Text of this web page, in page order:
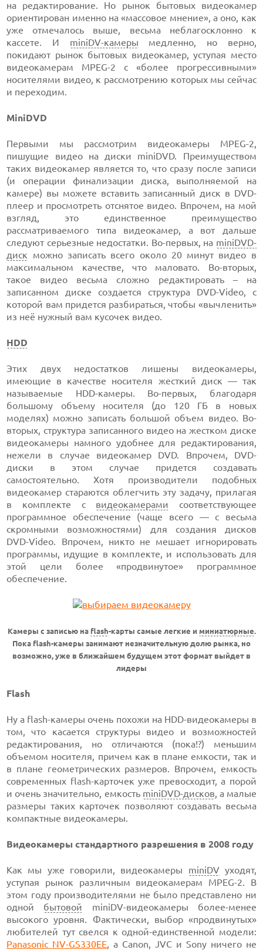
на редактирование. Но рынок бытовых видеокамер
ориентирован именно на «массовое мнение», а оно, как
уже отмечалось выше, весьма неблагосклонно к
кассете. И miniDV-камеры медленно, но верно,
покидают рынок бытовых видеокамер, уступая место
видеокамерам MPEG-2 с «более прогрессивными»
носителями видео, к рассмотрению которых мы сейчас
и переходим.
MiniDVD
Первыми мы рассмотрим видеокамеры MPEG-2,
пишущие видео на диски miniDVD. Преимуществом
таких видеокамер является то, что сразу после записи
(и операции финализации диска, выполняемой на
камере) вы можете вставить записанный диск в DVD-
плеер и просмотреть отснятое видео. Впрочем, на мой
взгляд, это единственное преимущество
рассматриваемого типа видеокамер, а вот дальше
следуют серьезные недостатки. Во-первых, на miniDVD-
диск можно записать всего около 20 минут видео в
максимальном качестве, что маловато. Во-вторых,
такое видео весьма сложно редактировать – на
записанном диске создается структура DVD-Video, с
которой вам придется разбираться, чтобы «вычленить»
из неё нужный вам кусочек видео.
HDD
Этих двух недостатков лишены видеокамеры,
имеющие в качестве носителя жесткий диск — так
называемые HDD-камеры. Во-первых, благодаря
большому объему носителя (до 120 ГБ в новых
моделях) можно записать большой объем видео. Во-
вторых, структура записанного видео на жестком диске
видеокамеры намного удобнее для редактирования,
нежели в случае видеокамер DVD. Впрочем, DVD-
диски в этом случае придется создавать
самостоятельно. Хотя производители подобных
видеокамер стараются облегчить эту задачу, прилагая
в комплекте с видеокамерами соответствующее
программное обеспечение (чаще всего — с весьма
скромными возможностями) для создания дисков
DVD-Video. Впрочем, никто не мешает игнорировать
программы, идущие в комплекте, и использовать для
этой цели более «продвинутое» программное
обеспечение.
Камеры с записью на flash-карты самые легкие и миниатюрные.
Пока flash-камеры занимают незначительную долю рынка, но
возможно, уже в ближайшем будущем этот формат выйдет в
лидеры
Flash
Ну а flash-камеры очень похожи на HDD-видеокамеры в
том, что касается структуры видео и возможностей
редактирования, но отличаются (пока!?) меньшим
объемом носителя, причем как в плане емкости, так и
в плане геометрических размеров. Впрочем, емкость
современных flash-карточек уже превосходит, а порой
и очень значительно, емкость miniDVD-дисков, а малые
размеры таких карточек позволяют создавать весьма
компактные видеокамеры.
Видеокамеры стандартного разрешения в 2008 году
Как мы уже говорили, видеокамеры miniDVуходят,
уступая рынок различным видеокамерам MPEG-2. В
этом году производителями не было представлено ни
одной бытовой miniDV-видеокамеры более-менее
высокого уровня. Фактически, выбор «продвинутых»
любителей тут свелся к одной-единственной модели:
Panasonic NV-GS330EE, а Canon, JVC и Sony ничего не